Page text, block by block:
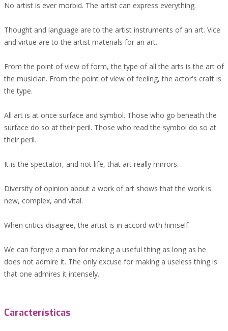
No artist is ever morbid. The artist can express everything.
Thought and language are to the artist instruments of an art. Vice
and virtue are to the artist materials for an art.
From the point of view of form, the type of all the arts is the art of
the musician. From the point of view of feeling, the actor's craft is
the type.
All art is at once surface and symbol. Those who go beneath the
surface do so at their peril. Those who read the symbol do so at
their peril.
It is the spectator, and not life, that art really mirrors.
Diversity of opinion about a work of art shows that the work is
new, complex, and vital.
When critics disagree, the artist is in accord with himself.
We can forgive a man for making a useful thing as long as he
does not admire it. The only excuse for making a useless thing is
that one admires it intensely.
Características